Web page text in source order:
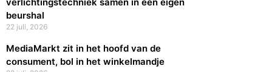
beurshal
22 juli, 2026
MediaMarkt zit in het hoofd van de
consument, bol in het winkelmandje